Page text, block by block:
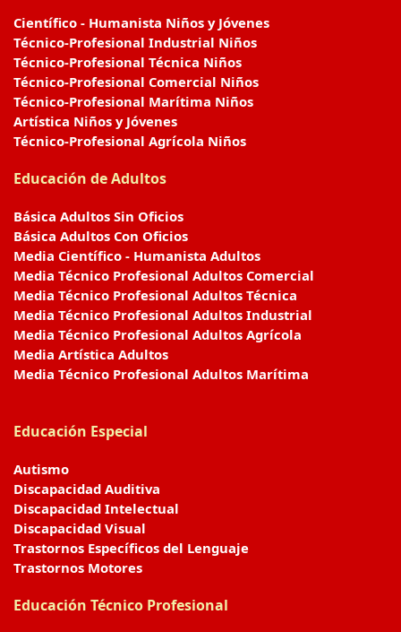
Científico - Humanista Niños y Jóvenes
Técnico-Profesional Industrial Niños
Técnico-Profesional Técnica Niños
Técnico-Profesional Comercial Niños
Técnico-Profesional Marítima Niños
Artística Niños y Jóvenes
Técnico-Profesional Agrícola Niños
Educación de Adultos
Básica Adultos Sin Oficios
Básica Adultos Con Oficios
Media Científico - Humanista Adultos
Media Técnico Profesional Adultos Comercial
Media Técnico Profesional Adultos Técnica
Media Técnico Profesional Adultos Industrial
Media Técnico Profesional Adultos Agrícola
Media Artística Adultos
Media Técnico Profesional Adultos Marítima
Educación Especial
Autismo
Discapacidad Auditiva
Discapacidad Intelectual
Discapacidad Visual
Trastornos Específicos del Lenguaje
Trastornos Motores
Educación Técnico Profesional